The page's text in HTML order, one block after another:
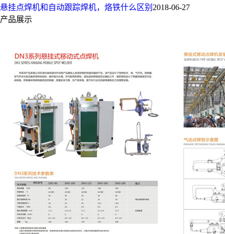
悬挂点焊机和自动跟踪焊机，烙铁什么区别 2018-06-27
产品展示